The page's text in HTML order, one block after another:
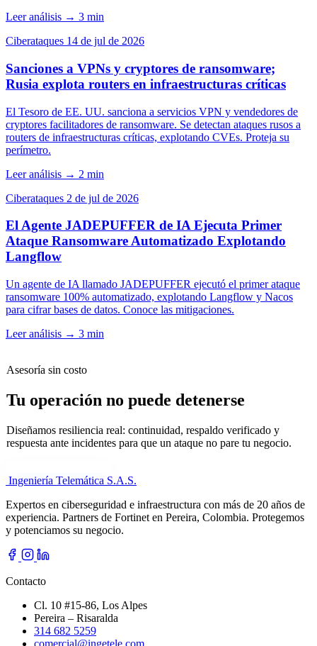
Leer análisis → 3 min
Ciberataques 14 de jul de 2026
Sanciones a VPNs y cryptores de ransomware;
Rusia explota routers en infraestructuras críticas
El Tesoro de EE. UU. sanciona a servicios VPN y vendedores de
cryptores facilitadores de ransomware. Se detectan ataques rusos a
routers de infraestructuras críticas, explotando CVEs. Proteja su
perímetro.
Leer análisis → 2 min
Ciberataques 2 de jul de 2026
El Agente JADEPUFFER de IA Ejecuta Primer
Ataque Ransomware Automatizado Explotando
Langflow
Un agente de IA llamado JADEPUFFER ejecutó el primer ataque
ransomware 100% automatizado, explotando Langflow y Nacos
para cifrar bases de datos. Conoce las mitigaciones.
Leer análisis → 3 min
Asesoría sin costo
Tu operación no puede detenerse
Diseñamos resiliencia real: continuidad, respaldo verificado y
respuesta ante incidentes para que un ataque no pare tu negocio.
Ingeniería Telemática S.A.S.
Expertos en ciberseguridad e infraestructura con más de 20 años de
experiencia. Partners de Fortinet en Pereira, Colombia. Protegemos
y potenciamos su negocio.
Contacto
Cl. 10 #15-86, Los Alpes
Pereira – Risaralda
314 682 5259
comercial@ingetele.com